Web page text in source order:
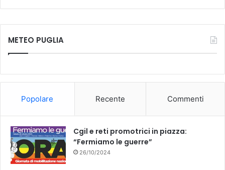
Tube
METEO PUGLIA
Popolare Recente Commenti
Cgil e reti promotrici in piazza:
“Fermiamo le guerre”
26/10/2024